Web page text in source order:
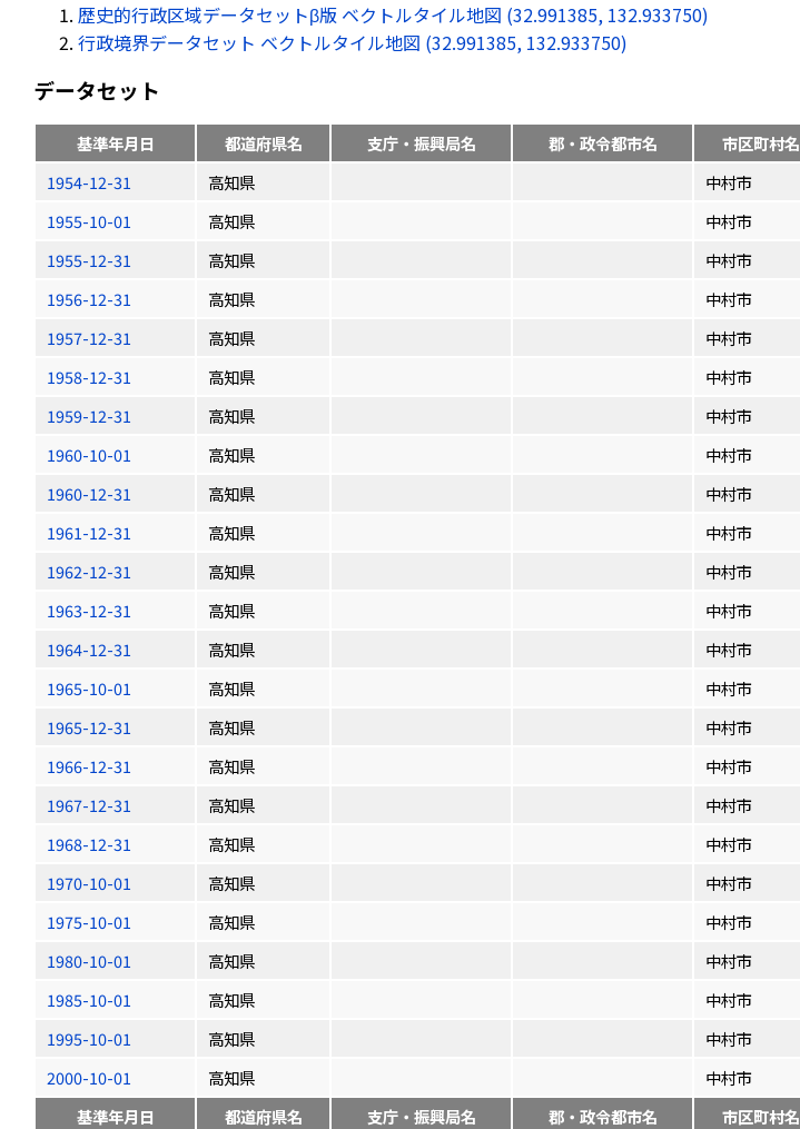
歴史的行政区域データセットβ版 ベクトルタイル地図 (32.991385, 132.933750)
行政境界データセット ベクトルタイル地図 (32.991385, 132.933750)
データセット
基準年月日 都道府県名 支庁・振興局名 郡・政令都市名 市区町村名
1954-12-31
高知県 中村市
1955-10-01
高知県 中村市
1955-12-31
高知県 中村市
1956-12-31
高知県 中村市
1957-12-31
高知県 中村市
1958-12-31
高知県 中村市
1959-12-31
高知県 中村市
1960-10-01
高知県 中村市
1960-12-31
高知県 中村市
1961-12-31
高知県 中村市
1962-12-31
高知県 中村市
1963-12-31
高知県 中村市
1964-12-31
高知県 中村市
1965-10-01
高知県 中村市
1965-12-31
高知県 中村市
1966-12-31
高知県 中村市
1967-12-31
高知県 中村市
1968-12-31
高知県 中村市
1970-10-01
高知県 中村市
1975-10-01
高知県 中村市
1980-10-01
高知県 中村市
1985-10-01
高知県 中村市
1995-10-01
高知県 中村市
2000-10-01
高知県 中村市
基準年月日
都道府県名 支庁・振興局名 郡・政令都市名 市区町村名